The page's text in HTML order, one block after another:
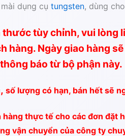
dụng cụ tungsten, dùng
thước tùy chỉnh, vui lòng
hàng. Ngày giao hàng
báo từ bộ phận này.
số lượng có hạn, bán hết sẽ
hàng thực tế cho các đơn đặt
vận chuyển của công ty